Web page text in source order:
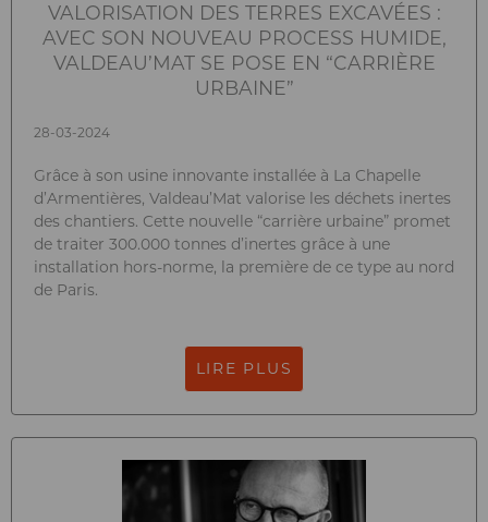
VALORISATION DES TERRES EXCAVÉES :
AVEC SON NOUVEAU PROCESS HUMIDE,
VALDEAU’MAT SE POSE EN “CARRIÈRE
URBAINE”
28-03-2024
Grâce à son usine innovante installée à La Chapelle
d’Armentières, Valdeau’Mat valorise les déchets inertes
des chantiers. Cette nouvelle “carrière urbaine” promet
de traiter 300.000 tonnes d’inertes grâce à une
installation hors-norme, la première de ce type au nord
de Paris.
LIRE PLUS